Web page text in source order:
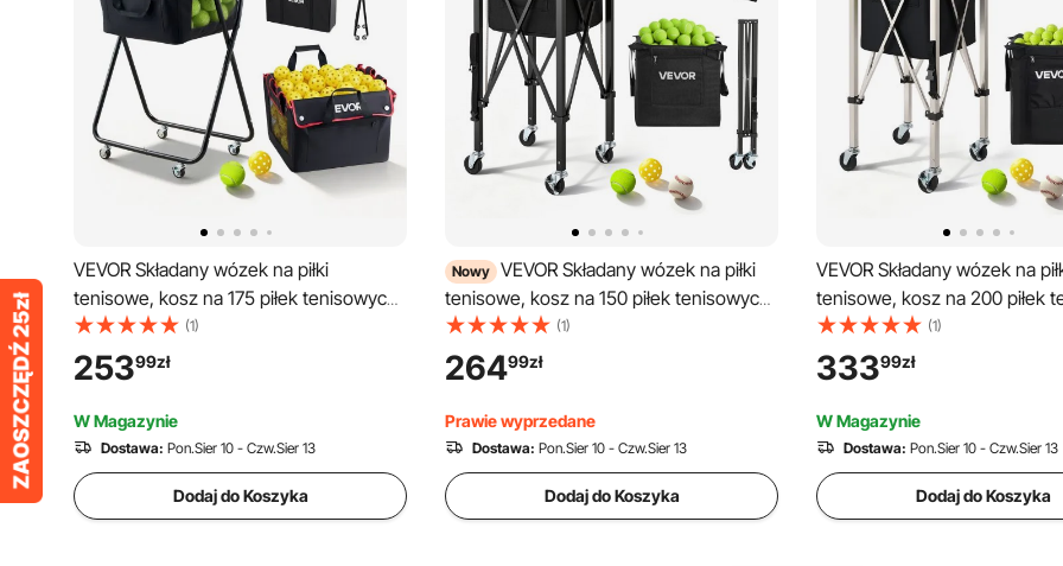
VEVOR Składany wózek na piłki
tenisowe, kosz na 175 piłek tenisowych
lub 290 piłek do pickleballa, składany
wózek na piłki z ramą ze stali węglowej i
torbą transportową, kosz na piłki z
kółkami do treningu, czarny
(1)
25399zł
W Magazynie
Dostawa: Pon.Sier 10 - Czw.Sier 13
Dodaj do Koszyka
Nowy VEVOR Składany wózek na piłki
tenisowe, kosz na 150 piłek tenisowych,
składany wózek na piłki z aluminiową
ramą i torbą transportową, mobilny kosz
na piłki z kółkami do przechowywania
piłek treningowych, czarny
(1)
26499zł
Prawie wyprzedane
Dostawa: Pon.Sier 10 - Czw.Sier 13
Dodaj do Koszyka
VEVOR Składany wózek na
tenisowe, kosz na 200 piłek
składany wózek na piłki ze
i torbą transportową, mobilny
piłki z kółkami do treningu,
przechowywanie kijów, czarny
(1)
33399zł
W Magazynie
Dostawa: Pon.Sier 10 - Czw.Sier 13
Dodaj do Koszyka